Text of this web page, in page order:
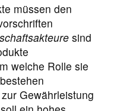
müssen den
sind
welche Rolle sie
Gewährleistung